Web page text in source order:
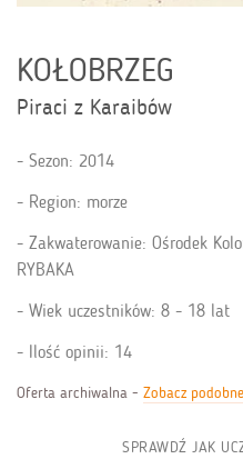
KOŁOBRZEG
Piraci z Karaibów
Sezon: 2014
Region: morze
Zakwaterowanie: Ośrodek
RYBAKA
Wiek uczestników: 8 - 18 lat
Ilość opinii: 14
Oferta archiwalna - Zobacz
SPRAWDŹ JAK